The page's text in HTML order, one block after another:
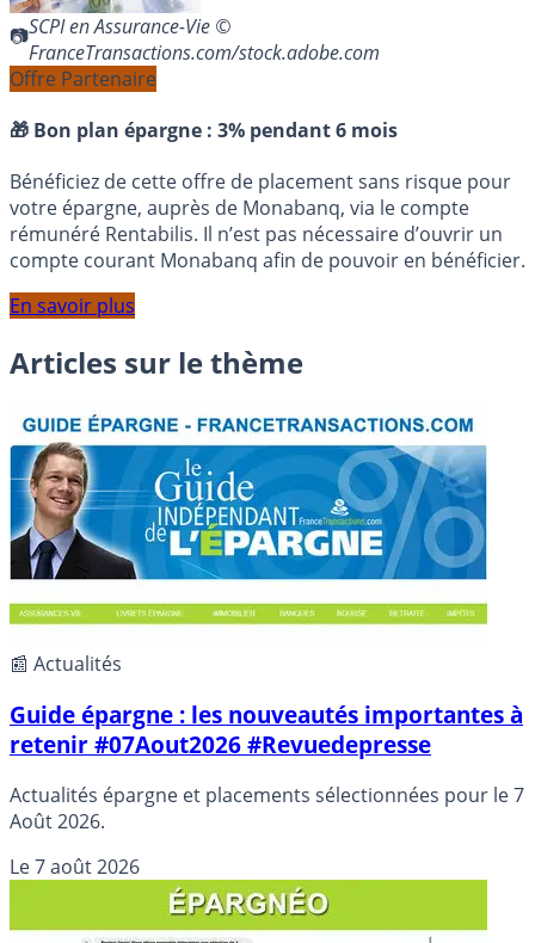
SCPI en Assurance-Vie ©
FranceTransactions.com/stock.adobe.com
Offre Partenaire
🎁 Bon plan épargne : 3% pendant 6 mois
Bénéficiez de cette offre de placement sans risque pour
votre épargne, auprès de Monabanq, via le compte
rémunéré Rentabilis. Il n’est pas nécessaire d’ouvrir un
compte courant Monabanq afin de pouvoir en bénéficier.
En savoir plus
Articles sur le thème
📰 Actualités
Guide épargne : les nouveautés importantes à
retenir #07Aout2026 #Revuedepresse
Actualités épargne et placements sélectionnées pour le 7
Août 2026.
Le7 août 2026